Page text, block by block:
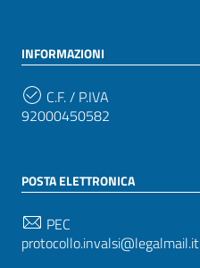
INFORMAZIONI
C.F. / P.IVA
92000450582
POSTA ELETTRONICA
PEC
protocollo.invalsi@legalmail.it